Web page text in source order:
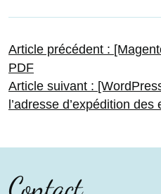
Navigation
de
l’article
Article précédent : Article
PDF
Article suivant : Article
suivant :
l’adresse d’expédition des
Contact